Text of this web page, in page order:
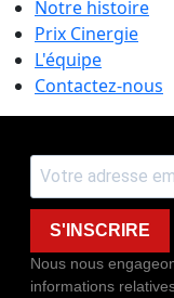
Notre histoire
Prix Cinergie
L'équipe
Contactez-nous
S'INSCRIRE
Nous nous
informations